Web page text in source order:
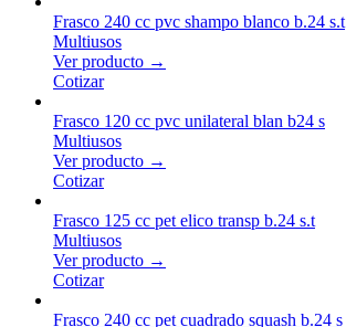
Frasco 240 cc pvc shampo blanco b.24 s.t
Multiusos
Ver producto →
Cotizar
Frasco 120 cc pvc unilateral blan b24 s
Multiusos
Ver producto →
Cotizar
Frasco 125 cc pet elico transp b.24 s.t
Multiusos
Ver producto →
Cotizar
Frasco 240 cc pet cuadrado squash b.24 s